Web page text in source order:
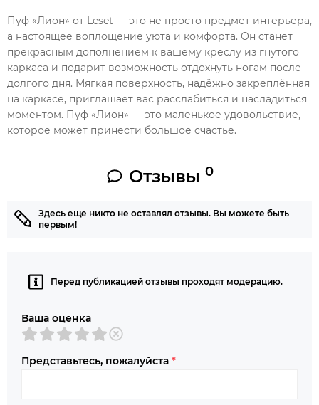
Пуф «Лион» от Leset — это не просто предмет интерьера,
а настоящее воплощение уюта и комфорта. Он станет
прекрасным дополнением к вашему креслу из гнутого
каркаса и подарит возможность отдохнуть ногам после
долгого дня. Мягкая поверхность, надёжно закреплённая
на каркасе, приглашает вас расслабиться и насладиться
моментом. Пуф «Лион» — это маленькое удовольствие,
которое может принести большое счастье.
Отзывы0
Здесь еще никто не оставлял отзывы. Вы можете быть
первым!
Перед публикацией отзывы проходят модерацию.
Ваша оценка
Представьтесь, пожалуйста *